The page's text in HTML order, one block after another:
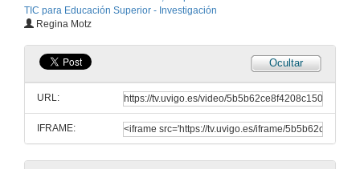
TIC para Educación Superior - Investigación
Regina Motz
Ocultar
URL:
IFRAME:
25 de set. de 2012